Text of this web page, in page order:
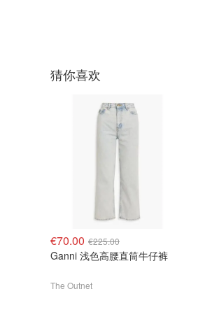
猜你喜欢
€70.00 €225.00
Ganni 浅色高腰直筒牛仔裤
The Outnet